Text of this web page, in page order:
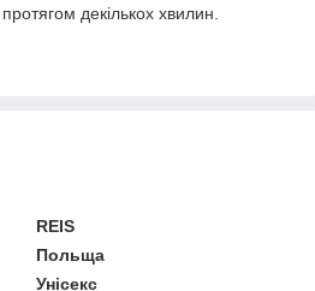
декількох хвилин.
REIS
Польща
Унісекс